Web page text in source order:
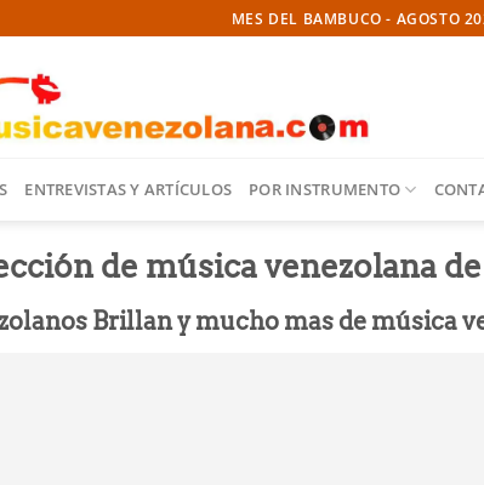
MES DEL BAMBUCO - AGOSTO
ENTREVISTAS Y ARTÍCULOS POR INSTRUMENTO
de música venezolana
Brillan y mucho mas de música